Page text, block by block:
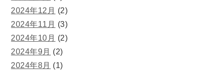
2024年12月 (2)
2024年11月 (3)
2024年10月 (2)
2024年9月 (2)
2024年8月 (1)